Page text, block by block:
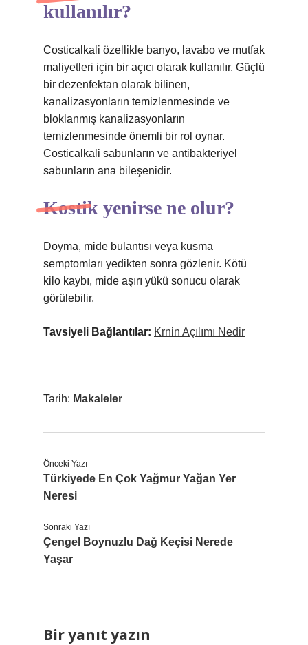
kullanılır?
Costicalkali özellikle banyo, lavabo ve mutfak
maliyetleri için bir açıcı olarak kullanılır. Güçlü
bir dezenfektan olarak bilinen,
kanalizasyonların temizlenmesinde ve
bloklanmış kanalizasyonların
temizlenmesinde önemli bir rol oynar.
Costicalkali sabunların ve antibakteriyel
sabunların ana bileşenidir.
Kostik yenirse ne olur?
Doyma, mide bulantısı veya kusma
semptomları yedikten sonra gözlenir. Kötü
kilo kaybı, mide aşırı yükü sonucu olarak
görülebilir.
Tavsiyeli Bağlantılar: Krnin Açılımı Nedir
Tarih: Makaleler
Önceki Yazı
Türkiyede En Çok Yağmur Yağan Yer
Neresi
Sonraki Yazı
Çengel Boynuzlu Dağ Keçisi Nerede
Yaşar
Bir yanıt yazın